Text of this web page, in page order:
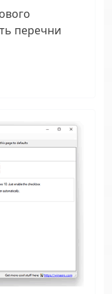
перечни